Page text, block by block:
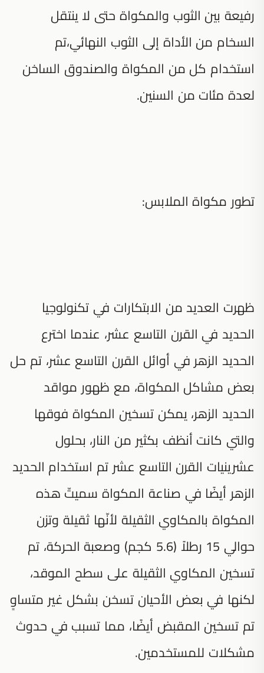
رفيعة بين الثوب والمكواة حتى لا ينتقل
السخام من الأداة إلى الثوب النهائي،تم
استخدام كل من المكواة والصندوق الساخن
لعدة مئات من السنين.
تطور مكواة الملابس:
ظهرت العديد من الابتكارات في تكنولوجيا
الحديد في القرن التاسع عشر، عندما اخترع
الحديد الزهر في أوائل القرن التاسع عشر، تم حل
بعض مشاكل المكواة، مع ظهور مواقد
الحديد الزهر، يمكن تسخين المكواة فوقها
والتي كانت أنظف بكثير من النار، بحلول
عشرينيات القرن التاسع عشر تم استخدام الحديد
الزهر أيضًا في صناعة المكواة سميتّ هذه
المكواة بالمكاوي الثقيلة لأنّها ثقيلة وتزن
حوالي 15 رطلاً (5.6 كجم) وصعبة الحركة، تم
تسخين المكاوي الثقيلة على سطح الموقد،
لكنها في بعض الأحيان تسخن بشكل غير متساوٍ
تم تسخين المقبض أيضًا، مما تسبب في حدوث
مشكلات للمستخدمين.